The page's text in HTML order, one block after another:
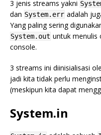
3 jenis streams yakni
dan System.err adalah
Yang paling sering
System.out untuk menulis
console.
3 streams ini diinisialisasi
jadi kita tidak perlu
(meskipun kita dapat
System.in